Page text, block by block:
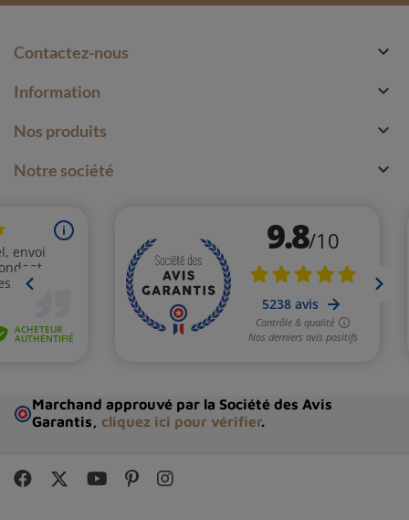
Contactez-nous 
Information 
Nos produits 
Notre société 
Marchand approuvé par la Société des Avis
Garantis, cliquez ici pour vérifier.